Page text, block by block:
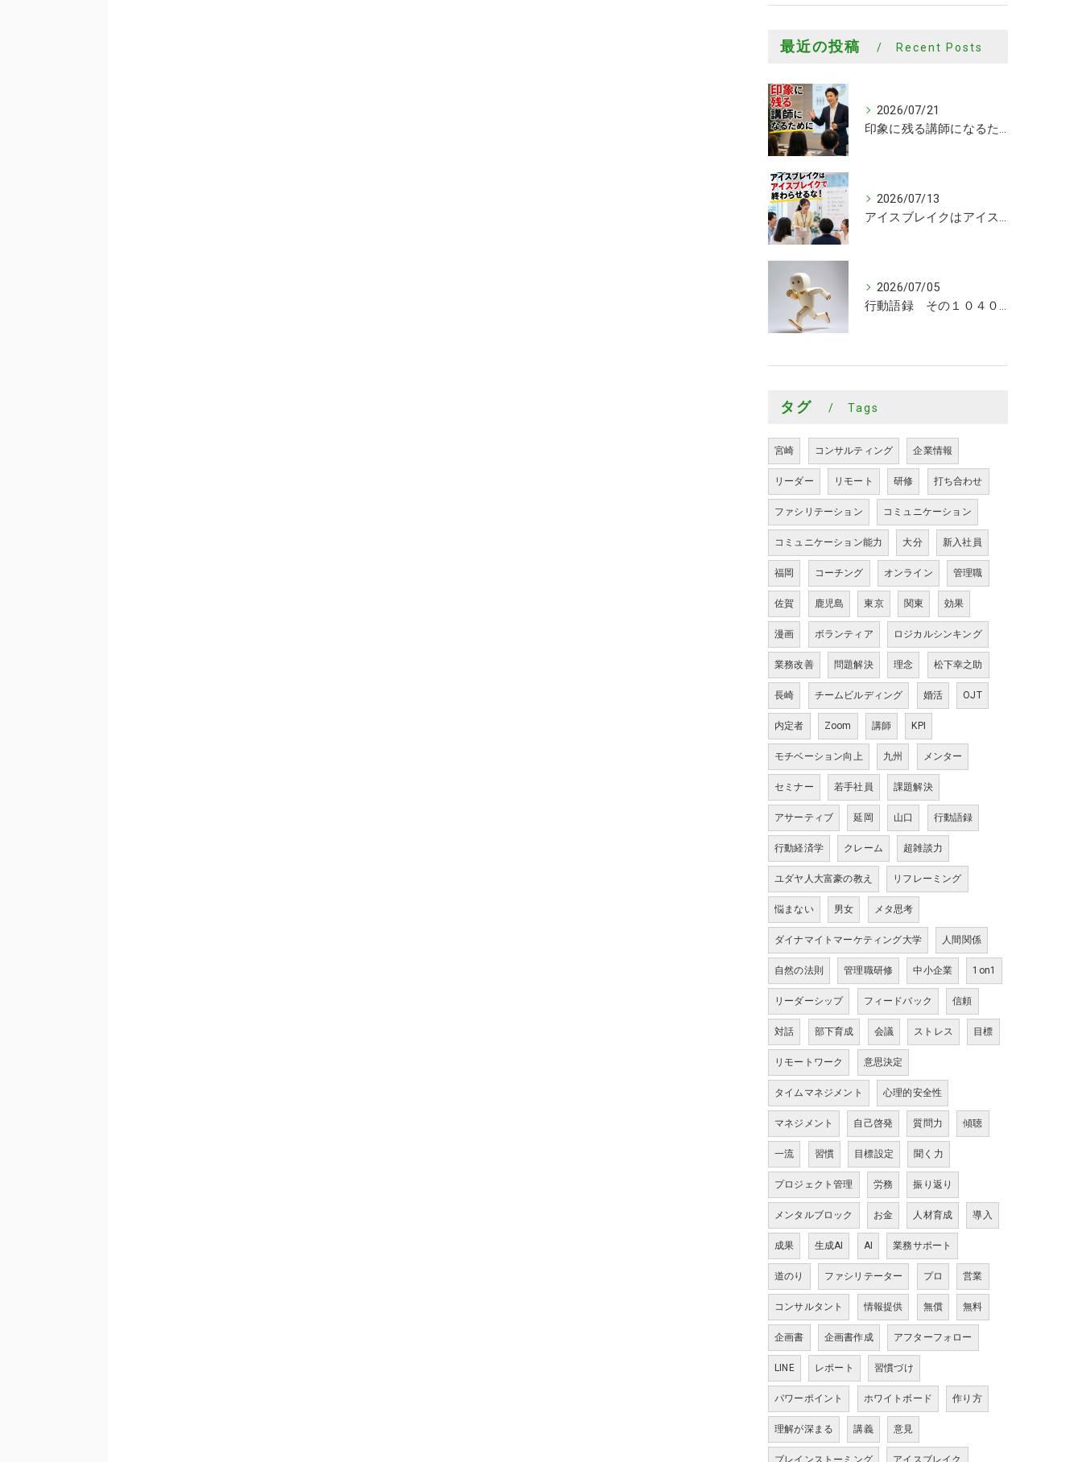
最近の投稿 Recent Posts
2026/07/21
印象に残る講師になるために
2026/07/13
アイスブレイクはアイスブレイクで終わらせるな！
2026/07/05
行動語録 その１０４０ 行動あるのみ！
タグ Tags
宮崎 コンサルティング 企業情報
リーダー リモート 研修 打ち合わせ
ファシリテーション コミュニケーション
コミュニケーション能力 大分 新入社員
福岡 コーチング オンライン 管理職
佐賀 鹿児島 東京 関東 効果
漫画 ボランティア ロジカルシンキング
業務改善 問題解決 理念 松下幸之助
長崎 チームビルディング 婚活 OJT
内定者 Zoom 講師 KPI
モチベーション向上 九州 メンター
セミナー 若手社員 課題解決
アサーティブ 延岡 山口 行動語録
行動経済学 クレーム 超雑談力
ユダヤ人大富豪の教え リフレーミング
悩まない 男女 メタ思考
ダイナマイトマーケティング大学 人間関係
自然の法則 管理職研修 中小企業 1on1
リーダーシップ フィードバック 信頼
対話 部下育成 会議 ストレス 目標
リモートワーク 意思決定
タイムマネジメント 心理的安全性
マネジメント 自己啓発 質問力 傾聴
一流 習慣 目標設定 聞く力
プロジェクト管理 労務 振り返り
メンタルブロック お金 人材育成 導入
成果 生成AI AI 業務サポート
道のり ファシリテーター プロ 営業
コンサルタント 情報提供 無償 無料
企画書 企画書作成 アフターフォロー
LINE レポート 習慣づけ
パワーポイント ホワイトボード 作り方
理解が深まる 講義 意見
ブレインストーミング アイスブレイク